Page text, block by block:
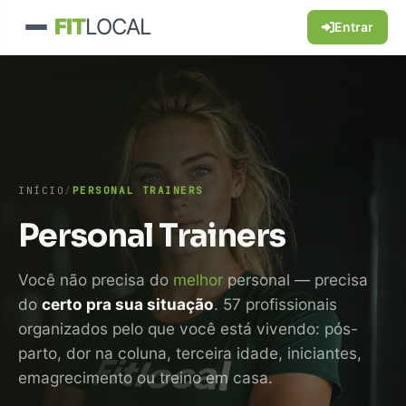
FITLOCAL Entrar
INÍCIO / PERSONAL TRAINERS
Personal Trainers
Você não precisa do melhor personal — precisa
do certo pra sua situação. 57 profissionais
organizados pelo que você está vivendo: pós-
parto, dor na coluna, terceira idade, iniciantes,
emagrecimento ou treino em casa.